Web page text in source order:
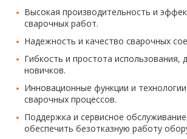
Высокая производительность и
сварочных работ.
Надежность и качество сварочных
Гибкость и простота использования,
новичков.
Инновационные функции и
сварочных процессов.
Поддержка и сервисное
обеспечить безотказную работу